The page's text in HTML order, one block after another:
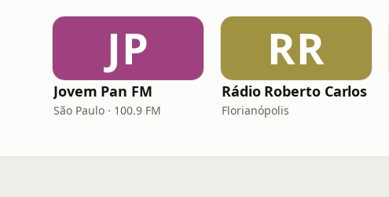
JP
Jovem Pan FM
São Paulo · 100.9 FM
RR
Rádio Roberto Carlos
Florianópolis